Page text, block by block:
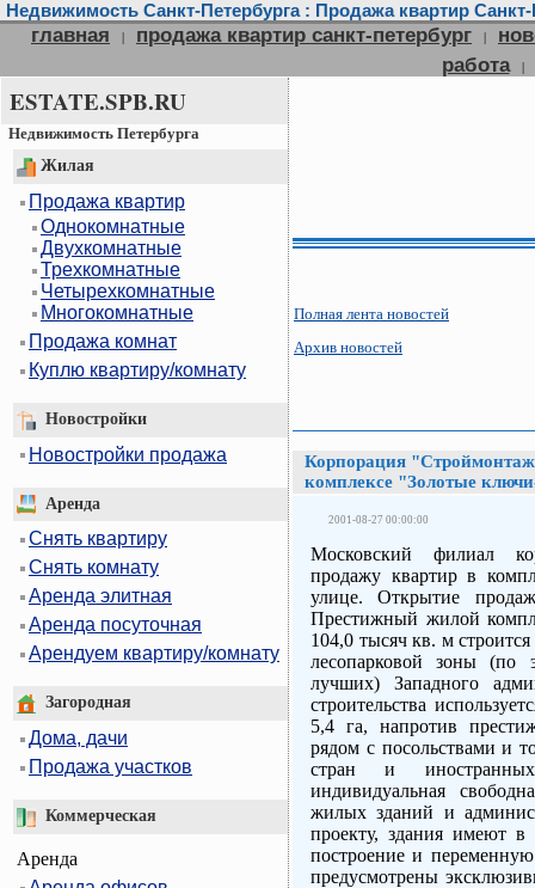
Недвижимость Санкт-Петербурга : Продажа квартир
главная | продажа квартир санкт-петербург |
работа
|
ESTATE.SPB.RU
Недвижимость Петербурга
Жилая
Продажа квартир
Однокомнатные
Двухкомнатные
Трехкомнатные
Четырехкомнатные
Многокомнатные
Продажа комнат
Куплю квартиру/комнату
Новостройки
Новостройки продажа
Аренда
Снять квартиру
Снять комнату
Аренда элитная
Аренда посуточная
Арендуем квартиру/комнату
Загородная
Дома, дачи
Продажа участков
Коммерческая
Аренда
Полная лента новостей
Архив новостей
Корпорация
комплексе "Золотые
2001-08-27 00:00:00
Московский филиал
продажу квартир в
улице. Открытие
Престижный жилой
104,0 тысяч кв. м
лесопарковой зоны (по
лучших) Западного
строительства
5,4 га, напротив
рядом с посольствами и
стран и
индивидуальная
жилых зданий и
проекту, здания имеют в
построение и
предусмотрены